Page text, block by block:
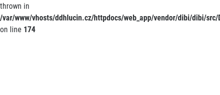
thrown in
/var/www/vhosts/ddhlucin.cz/httpdocs/web_app/vendor/dibi/dibi/
on line 174